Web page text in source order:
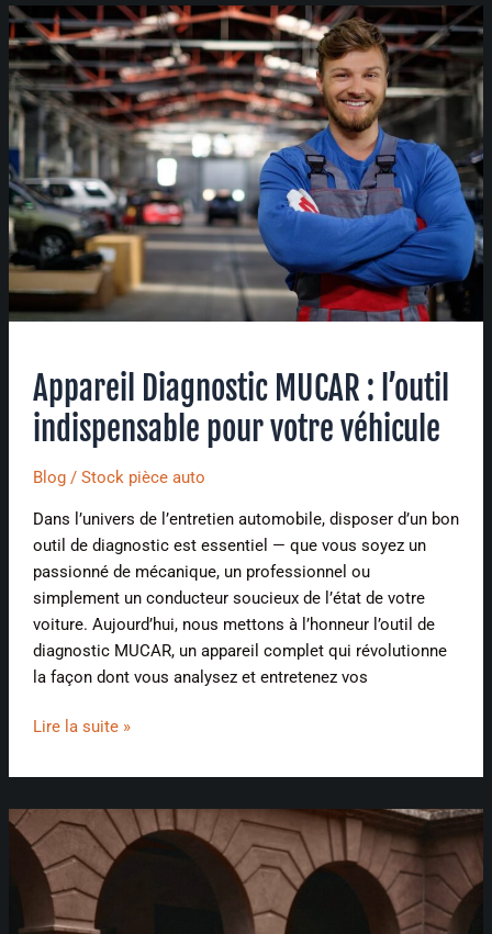
Appareil Diagnostic MUCAR : l’outil
indispensable pour votre véhicule
Blog/ Stock pièce auto
Dans l’univers de l’entretien automobile, disposer d’un bon
outil de diagnostic est essentiel — que vous soyez un
passionné de mécanique, un professionnel ou
simplement un conducteur soucieux de l’état de votre
voiture. Aujourd’hui, nous mettons à l’honneur l’outil de
diagnostic MUCAR, un appareil complet qui révolutionne
la façon dont vous analysez et entretenez vos
Appareil
Diagnostic
MUCAR
:
l’outil
indispensable
pour
votre
véhicule
Lire la suite »
Les
voitures
de
demain